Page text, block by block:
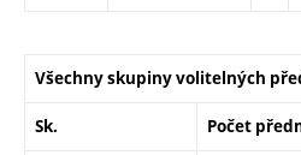
Všechny skupiny volitelných
Sk. Počet